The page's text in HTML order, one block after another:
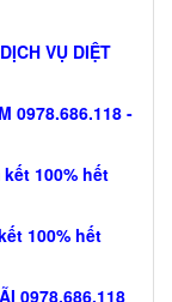
VỤ DIỆT
0978.686.118 -
100% hết
100% hết
0978.686.118